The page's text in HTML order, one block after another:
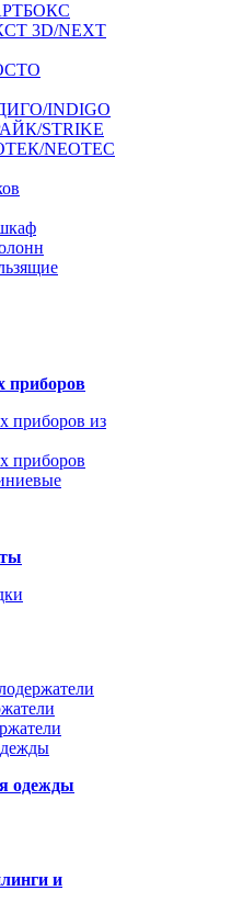
3D/NEXT
INDIGO
STRIKE
NEOTEC
приборов
приборов из
приборов
одежды
и